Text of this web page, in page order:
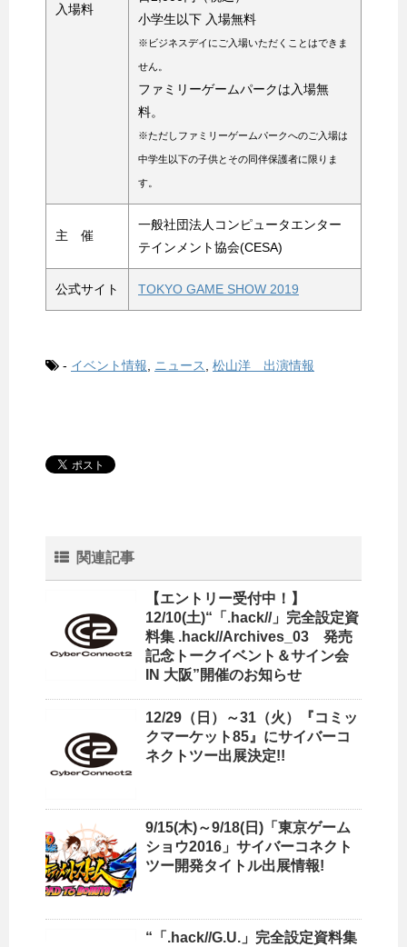
入場料
小学生以下 入場無料
※ビジネスデイにご入場いただくことはできま
せん。
ファミリーゲームパークは入場無
料。
※ただしファミリーゲームパークへのご入場は
中学生以下の子供とその同伴保護者に限りま
す。
主 催
一般社団法人コンピュータエンター
テインメント協会(CESA)
公式サイト TOKYO GAME SHOW 2019
- イベント情報 ニュース 松山洋 出演情報
関連記事
【エントリー受付中！】
12/10(土)“「.hack//」完全設定資
料集 .hack//Archives_03 発売
記念トークイベント＆サイン会
IN 大阪”開催のお知らせ
12/29（日）～31（火）『コミッ
クマーケット85』にサイバーコ
ネクトツー出展決定!!
9/15(木)～9/18(日)「東京ゲーム
ショウ2016」サイバーコネクト
ツー開発タイトル出展情報!
“「.hack//G.U.」完全設定資料集